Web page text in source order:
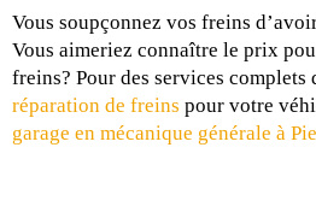
Vous soupçonnez vos freins
Vous aimeriez connaître le prix
freins? Pour des services complets
réparation de freins pour votre
garage en mécanique générale à